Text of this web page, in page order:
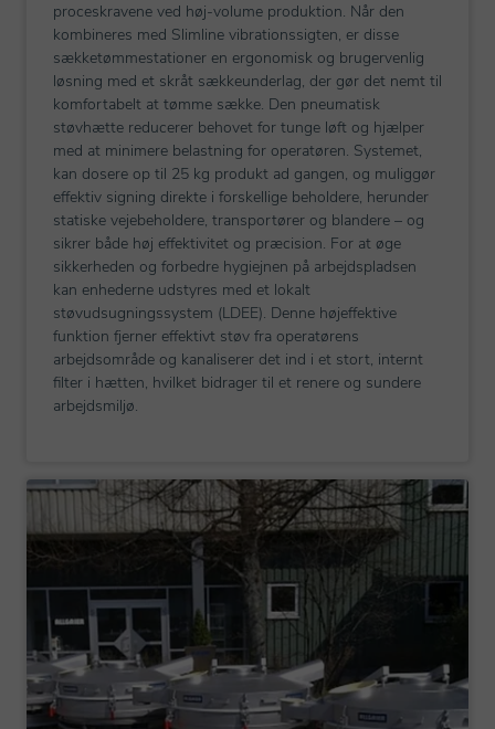
proceskravene ved høj-volume produktion. Når den
kombineres med Slimline vibrationssigten, er disse
sækketømmestationer en ergonomisk og brugervenlig
løsning med et skråt sækkeunderlag, der gør det nemt til
komfortabelt at tømme sække. Den pneumatisk
støvhætte reducerer behovet for tunge løft og hjælper
med at minimere belastning for operatøren. Systemet,
kan dosere op til 25 kg produkt ad gangen, og muliggør
effektiv signing direkte i forskellige beholdere, herunder
statiske vejebeholdere, transportører og blandere – og
sikrer både høj effektivitet og præcision. For at øge
sikkerheden og forbedre hygiejnen på arbejdspladsen
kan enhederne udstyres med et lokalt
støvudsugningssystem (LDEE). Denne højeffektive
funktion fjerner effektivt støv fra operatørens
arbejdsområde og kanaliserer det ind i et stort, internt
filter i hætten, hvilket bidrager til et renere og sundere
arbejdsmiljø.